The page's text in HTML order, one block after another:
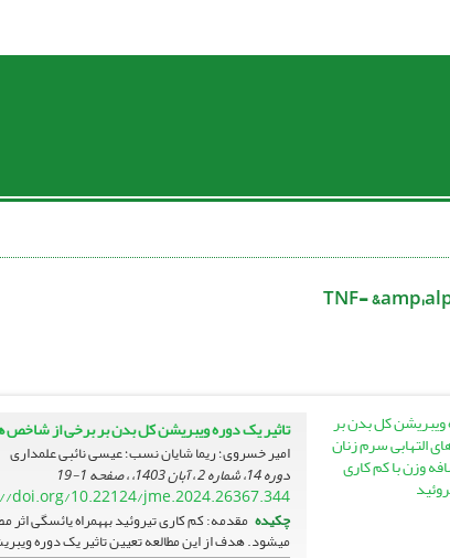
TNF-
تاثیر یک دوره ویبریشن کل بدن بر برخی از شاخص
امیر خسروی؛ ریما شایان نسب؛ عیسی نائبی علمداری
دوره 14، شماره 2 ، آبان 1403، ، صفحه 1-19
doi.org/10.22124/jme.2024.26367.344
چکیده مقدمه: کم کاری تیروئید به­همراه یائسگی
می­شود. هدف از این مطالعه تعیین تاثیر یک دوره